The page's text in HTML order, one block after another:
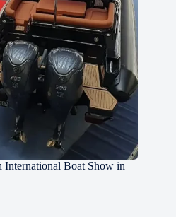
International Boat Show in